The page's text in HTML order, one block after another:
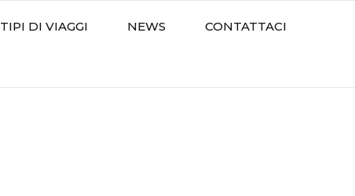
TIPI DI VIAGGI NEWS CONTATTACI